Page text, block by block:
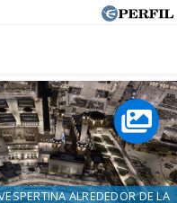
ALREDEDOR DE LA